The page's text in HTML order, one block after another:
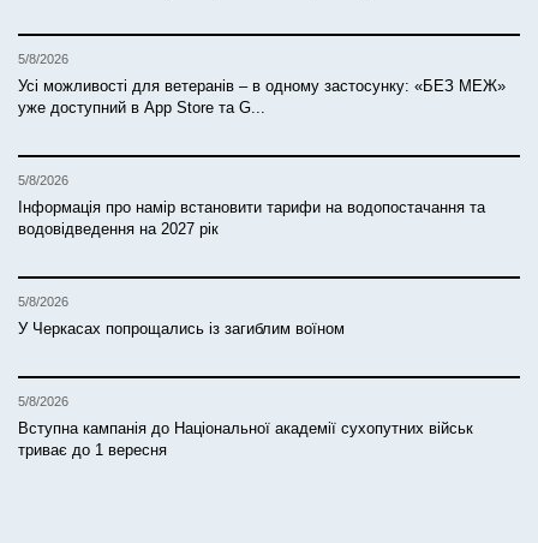
5/8/2026
Усі можливості для ветеранів – в одному застосунку: «БЕЗ МЕЖ»
уже доступний в App Store та G...
5/8/2026
Інформація про намір встановити тарифи на водопостачання та
водовідведення на 2027 рік
5/8/2026
У Черкасах попрощались із загиблим воїном
5/8/2026
Вступна кампанія до Національної академії сухопутних військ
триває до 1 вересня